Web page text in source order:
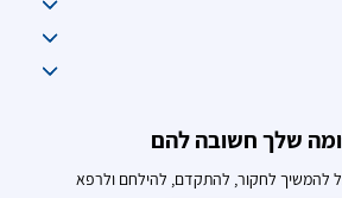
שלך חשובה להם
להמשיך לחקור, להתקדם, להילחם ולרפא